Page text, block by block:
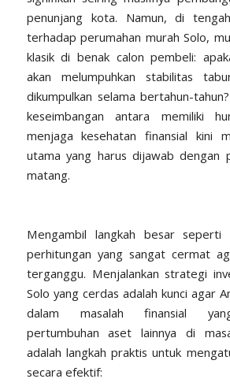
penunjang kota. Namun, di
terhadap perumahan murah Solo,
klasik di benak calon pembeli:
akan melumpuhkan stabilitas
dikumpulkan selama bertahun-
keseimbangan antara memiliki
menjaga kesehatan finansial kini
utama yang harus dijawab dengan
matang.
Mengambil langkah besar seperti
perhitungan yang sangat cermat
terganggu. Menjalankan strategi
Solo yang cerdas adalah kunci agar
dalam masalah finansial
pertumbuhan aset lainnya di
adalah langkah praktis untuk
secara efektif: